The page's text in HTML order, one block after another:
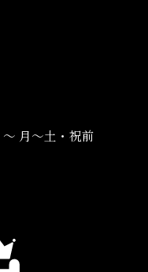
月～土・祝前